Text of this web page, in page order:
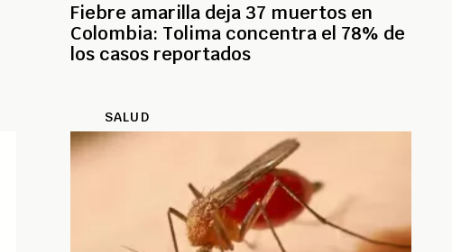
Fiebre amarilla deja 37 muertos en
Colombia: Tolima concentra el 78% de
los casos reportados
SALUD